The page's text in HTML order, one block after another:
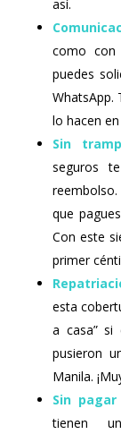
así.
como
puedes
WhatsApp.
lo hacen
Sin
seguros
que
Con este
primer
esta
a casa” si
pusieron
Manila.
Sin
tienen